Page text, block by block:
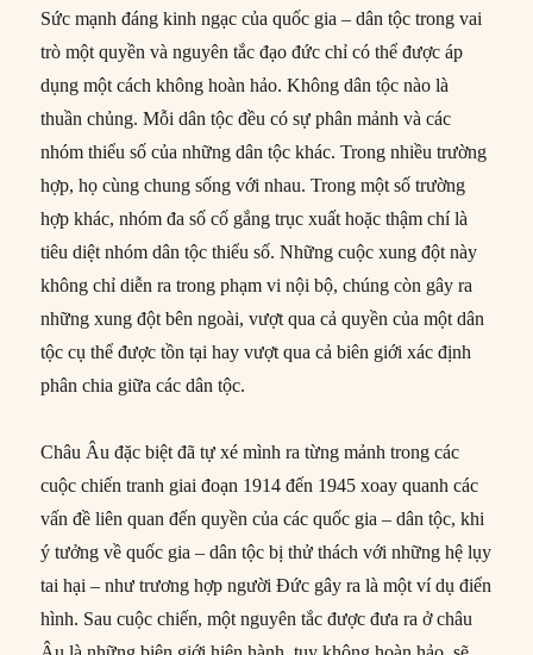
Sức mạnh đáng kinh ngạc của quốc gia – dân tộc trong vai
trò một quyền và nguyên tắc đạo đức chỉ có thể được áp
dụng một cách không hoàn hảo. Không dân tộc nào là
thuần chủng. Mỗi dân tộc đều có sự phân mảnh và các
nhóm thiểu số của những dân tộc khác. Trong nhiều trường
hợp, họ cùng chung sống với nhau. Trong một số trường
hợp khác, nhóm đa số cố gắng trục xuất hoặc thậm chí là
tiêu diệt nhóm dân tộc thiểu số. Những cuộc xung đột này
không chỉ diễn ra trong phạm vi nội bộ, chúng còn gây ra
những xung đột bên ngoài, vượt qua cả quyền của một dân
tộc cụ thể được tồn tại hay vượt qua cả biên giới xác định
phân chia giữa các dân tộc.
Châu Âu đặc biệt đã tự xé mình ra từng mảnh trong các
cuộc chiến tranh giai đoạn 1914 đến 1945 xoay quanh các
vấn đề liên quan đến quyền của các quốc gia – dân tộc, khi
ý tưởng về quốc gia – dân tộc bị thử thách với những hệ lụy
tai hại – như trương hợp người Đức gây ra là một ví dụ điển
hình. Sau cuộc chiến, một nguyên tắc được đưa ra ở châu